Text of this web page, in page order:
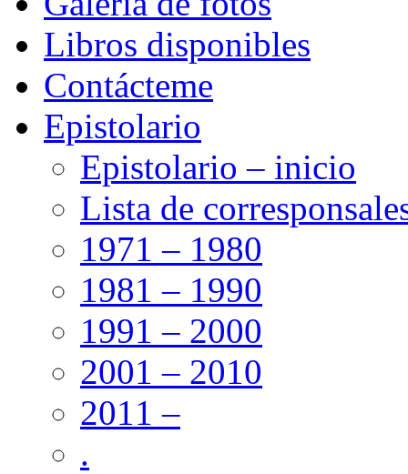
Libros disponibles
Contácteme
Epistolario
Epistolario – inicio
Lista de
1971 – 1980
1981 – 1990
1991 – 2000
2001 – 2010
2011 –
.